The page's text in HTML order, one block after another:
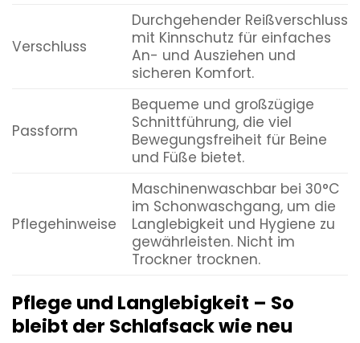
Verschluss
Durchgehender Reißverschluss
mit Kinnschutz für einfaches
An- und Ausziehen und
sicheren Komfort.
Passform
Bequeme und großzügige
Schnittführung, die viel
Bewegungsfreiheit für Beine
und Füße bietet.
Pflegehinweise
Maschinenwaschbar bei 30°C
im Schonwaschgang, um die
Langlebigkeit und Hygiene zu
gewährleisten. Nicht im
Trockner trocknen.
Pflege und Langlebigkeit – So
bleibt der Schlafsack wie neu